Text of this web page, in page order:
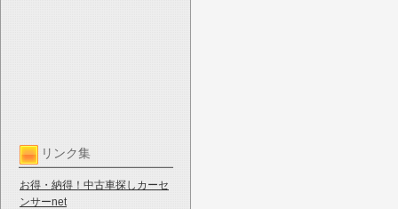
リンク集
お得・納得！中古車探しカーセ
ンサーnet